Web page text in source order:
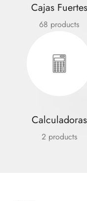
Cajas Fuertes
68 products
Calculadoras
2 products